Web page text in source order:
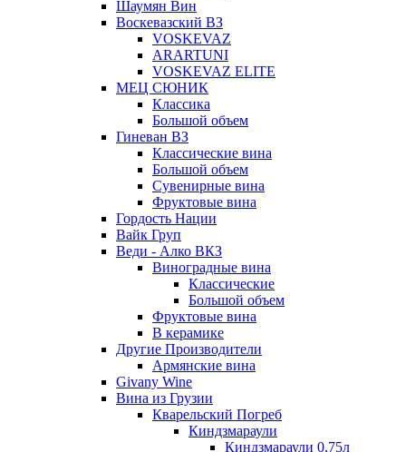
Шаумян Вин
Воскевазский ВЗ
VOSKEVAZ
ARARTUNI
VOSKEVAZ ELITE
МЕЦ СЮНИК
Классика
Большой объем
Гиневан ВЗ
Классические вина
Большой объем
Сувенирные вина
Фруктовые вина
Гордость Нации
Вайк Груп
Веди - Алко ВКЗ
Виноградные вина
Классические
Большой объем
Фруктовые вина
В керамике
Другие Производители
Армянские вина
Givany Wine
Вина из Грузии
Кварельский Погреб
Киндзмараули
Киндзмараули 0,75л